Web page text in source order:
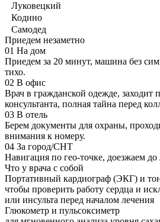
Луковецкий
Кодино
Самодед
Приедем незаметно
01 На дом
Приедем за 20 минут, машина без
тихо.
02 В офис
Врач в гражданской одежде, заходит
консультанта, полная тайна перед
03 В отель
Берем документы для охраны,
внимания к номеру.
04 За город/СНТ
Навигация по гео-точке, доезжаем до
Что у врача с собой
Портативный кардиограф (ЭКГ) и
чтобы проверить работу сердца и
или инсульта перед началом лечения
Глюкометр и пульсоксиметр